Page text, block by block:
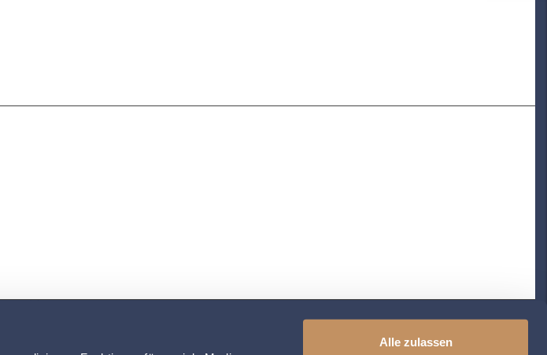
Alle zulassen